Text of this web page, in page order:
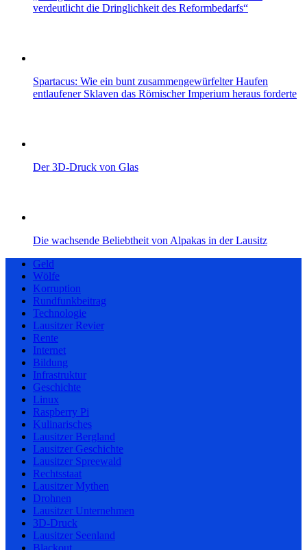
verdeutlicht die Dringlichkeit des Reformbedarfs“
Spartacus: Wie ein bunt zusammengewürfelter Haufen
entlaufener Sklaven das Römischer Imperium heraus forderte
Der 3D-Druck von Glas
Die wachsende Beliebtheit von Alpakas in der Lausitz
Geld
Wölfe
Korruption
Rundfunkbeitrag
Technologie
Lausitzer Revier
Rente
Internet
Bildung
Infrastruktur
Geschichte
Linux
Raspberry Pi
Kulinarisches
Lausitzer Bergland
Lausitzer Geschichte
Lausitzer Spreewald
Rechtsstaat
Lausitzer Mythen
Drohnen
Lausitzer Unternehmen
3D-Druck
Lausitzer Seenland
Blackout